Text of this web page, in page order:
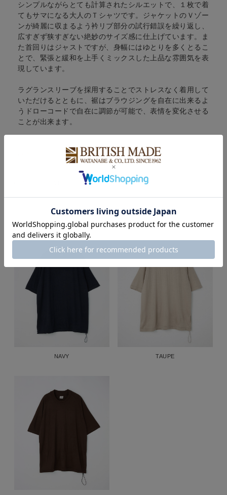
シンプルながらとても計算されたシルエットで、１枚で着
てもサマになる大人のＴシャツです。ジャケットのＶゾー
ンが綺麗に収まるよう衿リブ部分の試行錯誤を繰り返し、
広すぎず狭すぎない絶妙のサイズ感に仕上げています。ま
た首回りはジャストですが、身幅にはゆとりを多くとるこ
とで、緊張と緩和を上手くミックスした上品な雰囲気を表
現しています。
ラグランスリーブを採用することでストレスなく着用して
いただけるとともに、裾はブラウジングを自在に出来るよ
うドローコードで自在に調節が可能で、表情を変化させる
ことが出来ます。
COLOUR VARIATION
NAVY TAUPE